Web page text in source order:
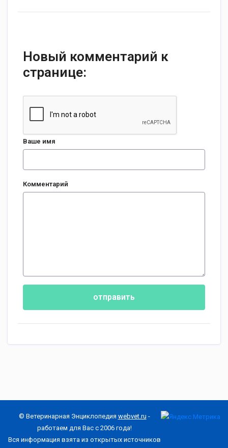
Новый комментарий к
странице:
Ваше имя
Комментарий
отправить
© Ветеринарная Энциклопедия webvet.ru -
работаем для Вас с 2006 года!
Вся информация взята из открытых источников